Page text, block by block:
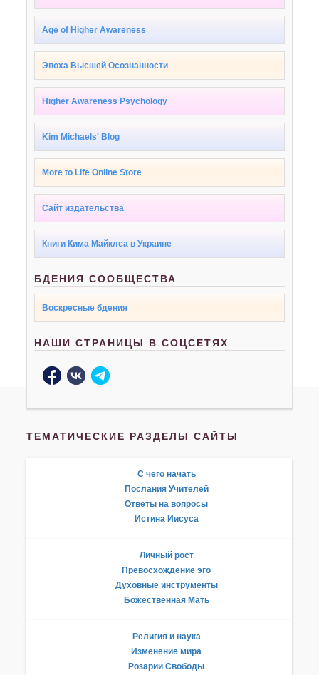
Age of Higher Awareness
Эпоха Высшей Осознанности
Higher Awareness Psychology
Kim Michaels' Blog
More to Life Online Store
Сайт издательства
Книги Кима Майклса в Украине
БДЕНИЯ СООБЩЕСТВА
Воскресные бдения
НАШИ СТРАНИЦЫ В СОЦСЕТЯХ
ТЕМАТИЧЕСКИЕ РАЗДЕЛЫ САЙТЫ
С чего начать
Послания Учителей
Ответы на вопросы
Истина Иисуса
Личный рост
Превосхождение эго
Духовные инструменты
Божественная Мать
Религия и наука
Изменение мира
Розарии Свободы